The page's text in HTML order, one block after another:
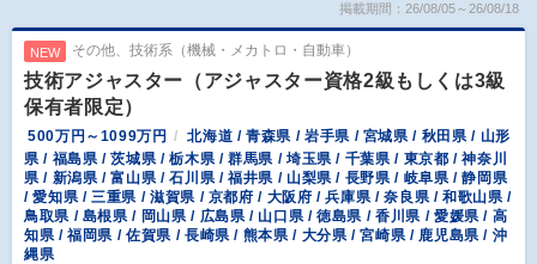
掲載期間：26/08/05～26/08/18
NEW その他、技術系（機械・メカトロ・自動車）
技術アジャスター（アジャスター資格2級もしくは3級
保有者限定）
500万円～1099万円
北海道 / 青森県 / 岩手県 / 宮城県 / 秋田県 / 山形
県 / 福島県 / 茨城県 / 栃木県 / 群馬県 / 埼玉県 / 千葉県 / 東京都 / 神奈川
県 / 新潟県 / 富山県 / 石川県 / 福井県 / 山梨県 / 長野県 / 岐阜県 / 静岡県
/ 愛知県 / 三重県 / 滋賀県 / 京都府 / 大阪府 / 兵庫県 / 奈良県 / 和歌山県 /
鳥取県 / 島根県 / 岡山県 / 広島県 / 山口県 / 徳島県 / 香川県 / 愛媛県 / 高
知県 / 福岡県 / 佐賀県 / 長崎県 / 熊本県 / 大分県 / 宮崎県 / 鹿児島県 / 沖
縄県